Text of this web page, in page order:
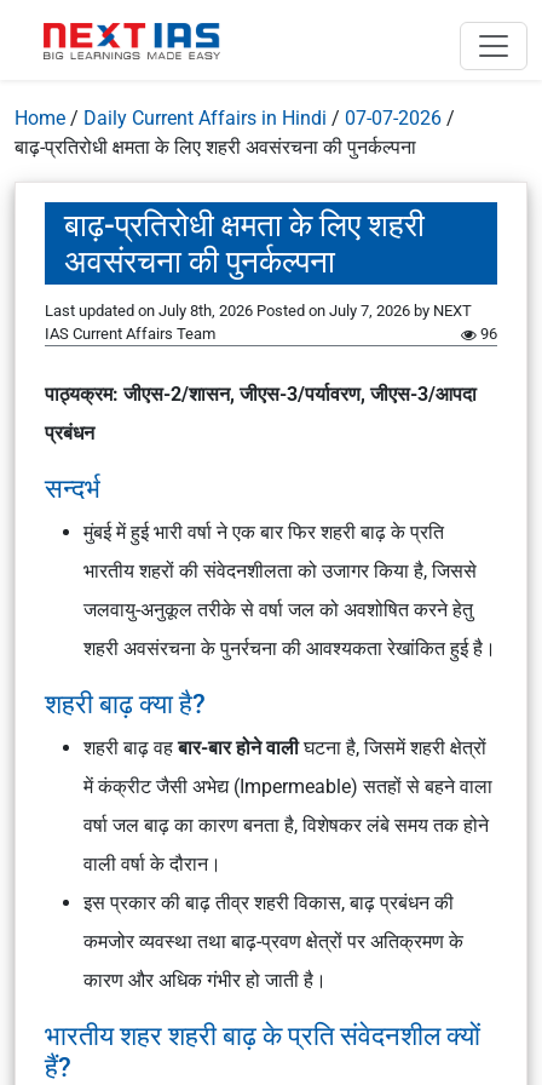
Home / Daily Current Affairs in Hindi / 07-07-2026 /
बाढ़-प्रतिरोधी क्षमता के लिए शहरी अवसंरचना की पुनर्कल्पना
बाढ़-प्रतिरोधी क्षमता के लिए शहरी
अवसंरचना की पुनर्कल्पना
Last updated on July 8th, 2026 Posted on July 7, 2026 by NEXT
IAS Current Affairs Team
96
पाठ्यक्रम: जीएस-2/शासन, जीएस-3/पर्यावरण, जीएस-3/आपदा
प्रबंधन
सन्दर्भ
मुंबई में हुई भारी वर्षा ने एक बार फिर शहरी बाढ़ के प्रति
भारतीय शहरों की संवेदनशीलता को उजागर किया है, जिससे
जलवायु-अनुकूल तरीके से वर्षा जल को अवशोषित करने हेतु
शहरी अवसंरचना के पुनर्रचना की आवश्यकता रेखांकित हुई है।
शहरी बाढ़ क्या है?
शहरी बाढ़ वहबार-बार होने वालीघटना है, जिसमें शहरी क्षेत्रों
में कंक्रीट जैसी अभेद्य (Impermeable) सतहों से बहने वाला
वर्षा जल बाढ़ का कारण बनता है, विशेषकर लंबे समय तक होने
वाली वर्षा के दौरान।
इस प्रकार की बाढ़ तीव्र शहरी विकास, बाढ़ प्रबंधन की
कमजोर व्यवस्था तथा बाढ़-प्रवण क्षेत्रों पर अतिक्रमण के
कारण और अधिक गंभीर हो जाती है।
भारतीय शहर शहरी बाढ़ के प्रति संवेदनशील क्यों
हैं?